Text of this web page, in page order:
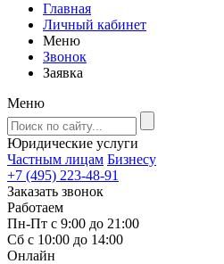
Главная
Личный кабинет
Меню
Звонок
Заявка
Меню
Юридические услуги
Частным лицам Бизнесу
+7 (495) 223-48-91
Заказать звонок
Работаем
Пн-Пт с 9:00 до 21:00
Сб с 10:00 до 14:00
Онлайн